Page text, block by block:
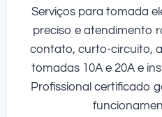
Serviços para tomada
preciso e atendimento
contato, curto-circuito,
tomadas 10A e 20A e
Profissional certificado